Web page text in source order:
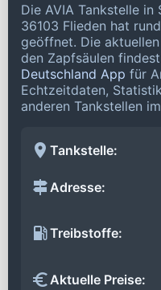
Die AVIA Tankstelle
36103 Flieden hat
geöffnet. Die
den Zapfsäulen
Deutschland App für
Echtzeitdaten,
anderen Tankstellen
Tankstelle:
Adresse:
Treibstoffe:
Aktuelle Preise: